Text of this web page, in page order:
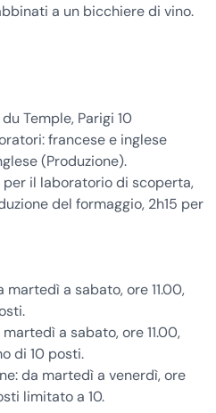
a un bicchiere di vino.
Temple, Parigi 10
francese e inglese
(Produzione).
il laboratorio di scoperta,
del formaggio, 2h15 per
a sabato, ore 11.00,
a sabato, ore 11.00,
di 10 posti.
da martedì a venerdì, ore
limitato a 10.